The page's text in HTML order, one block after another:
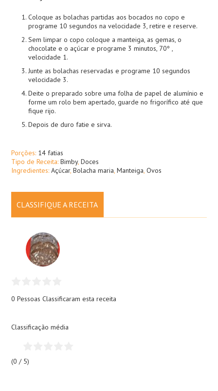
Coloque as bolachas partidas aos bocados no copo e
programe 10 segundos na velocidade 3, retire e reserve.
Sem limpar o copo coloque a manteiga, as gemas, o
chocolate e o açúcar e programe 3 minutos, 70º ,
velocidade 1.
Junte as bolachas reservadas e programe 10 segundos
velocidade 3.
Deite o preparado sobre uma folha de papel de alumínio e
forme um rolo bem apertado, guarde no frigorífico até que
fique rijo.
Depois de duro fatie e sirva.
Porções: 14 fatias
Tipo de Receita: Bimby, Doces
Ingredientes: Açúcar, Bolacha maria, Manteiga, Ovos
CLASSIFIQUE A RECEITA
0 Pessoas Classificaram esta receita
Classificação média
(0 / 5)